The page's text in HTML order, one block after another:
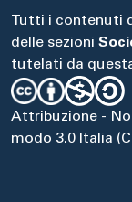
Tutti i contenuti
delle sezioni
tutelati da
Attribuzione -
modo 3.0 Italia